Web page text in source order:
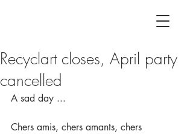
Recyclart closes, April party
cancelled
A sad day ...
Chers amis, chers amants, chers